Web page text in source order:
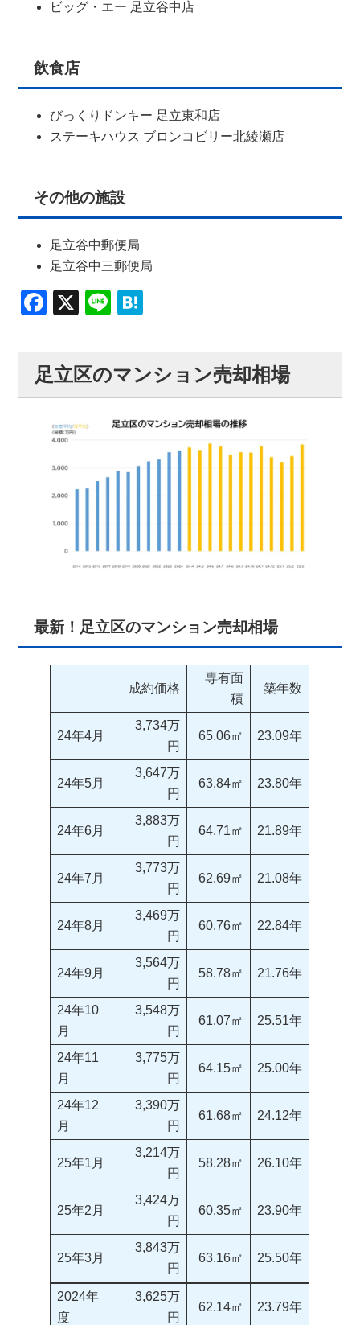
ビッグ・エー 足立谷中店
飲食店
びっくりドンキー 足立東和店
ステーキハウス ブロンコビリー北綾瀬店
その他の施設
足立谷中郵便局
足立谷中三郵便局
Facebook
X Line
足立区のマンション売却相場
最新！足立区のマンション売却相場
成約価格
専有面
積
築年数
24年4月
3,734万
円
65.06㎡ 23.09年
24年5月
3,647万
円
63.84㎡ 23.80年
24年6月
3,883万
円
64.71㎡ 21.89年
24年7月
3,773万
円
62.69㎡ 21.08年
24年8月
3,469万
円
60.76㎡ 22.84年
24年9月
3,564万
円
58.78㎡ 21.76年
24年10
月
3,548万
円
61.07㎡ 25.51年
24年11
月
3,775万
円
64.15㎡ 25.00年
24年12
月
3,390万
円
61.68㎡ 24.12年
25年1月
3,214万
円
58.28㎡ 26.10年
25年2月
3,424万
円
60.35㎡ 23.90年
25年3月
3,843万
円
63.16㎡ 25.50年
2024年
度
3,625万
円
62.14㎡ 23.79年